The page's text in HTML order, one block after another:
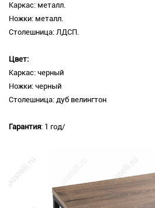
Каркас: металл.
Ножки: металл.
Столешница: ЛДСП.
Цвет:
Каркас: черный
Ножки: черный
Столешница: дуб велингтон
Гарантия: 1 год/